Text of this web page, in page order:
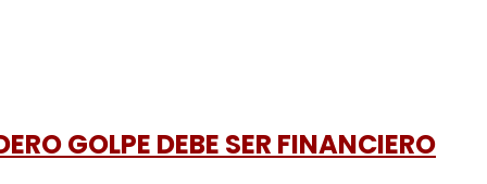
GOLPE DEBE SER FINANCIERO